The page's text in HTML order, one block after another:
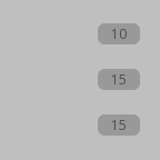
10
15
15